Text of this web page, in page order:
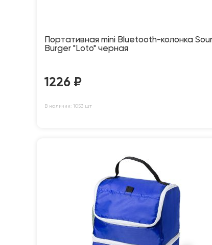
Портативная mini Bluetooth-колонка
Burger "Loto" черная
1226 ₽
В наличии: 1053 шт